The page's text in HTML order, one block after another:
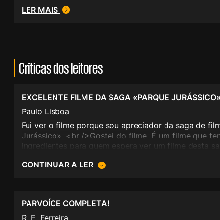
LER MAIS
Críticas dos leitores
EXCELENTE FILME DA SAGA «PARQUE JURÁSSICO»
Paulo Lisboa
Fui ver o filme porque sou apreciador da saga de
Jurássico». <br />Gostei do filme. É um filme que
ingredientes para quem espera ver um filme desta
muito boa. <br />Estamos perante um filme entre o
CONTINUAR A LER
PARVOÍCE COMPLETA!
R. E. Ferreira